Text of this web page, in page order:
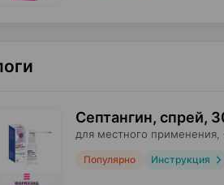
Септангин, спрей,
для местного применения,
Популярно Инструкция